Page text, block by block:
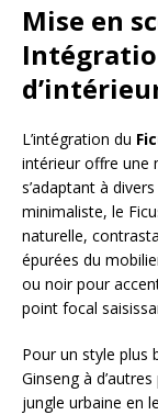
Mise en
L’intégration du
intérieur offre une
s’adaptant à
minimaliste, le
naturelle,
épurées du
ou noir pour
point focal
Pour un style plus
Ginseng à
jungle urbaine en